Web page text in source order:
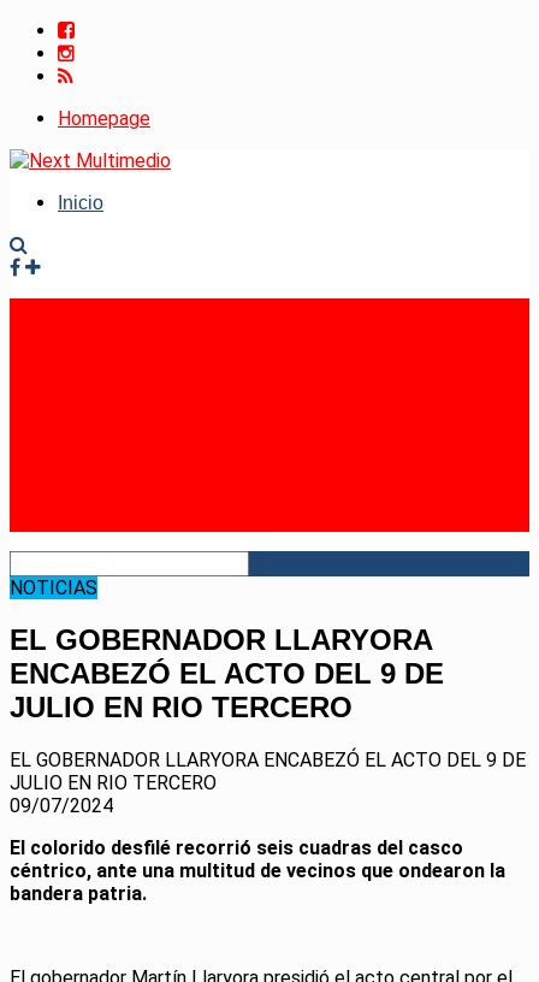
Homepage
Inicio
NOTICIAS
EL GOBERNADOR LLARYORA
ENCABEZÓ EL ACTO DEL 9 DE
JULIO EN RIO TERCERO
EL GOBERNADOR LLARYORA ENCABEZÓ EL ACTO DEL 9 DE
JULIO EN RIO TERCERO
09/07/2024
El colorido desfilé recorrió seis cuadras del casco
céntrico, ante una multitud de vecinos que ondearon la
bandera patria.